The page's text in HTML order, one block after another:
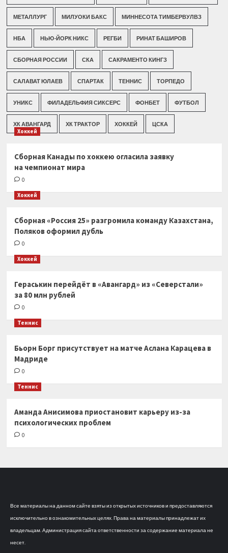
МЕТАЛЛУРГ МИЛУОКИ БАКС МИННЕСОТА ТИМБЕРВУЛВЗ
НБА НЬЮ-ЙОРК НИКС РЕГБИ РИНАТ БАШИРОВ
СБОРНАЯ РОССИИ СКА САКРАМЕНТО КИНГЗ
САЛАВАТ ЮЛАЕВ СПАРТАК ТЕННИС ТОРПЕДО
УНИКС ФИЛАДЕЛЬФИЯ СИКСЕРС ФОНБЕТ ФУТБОЛ
ХК АВАНГАРД ХК ТРАКТОР ХОККЕЙ ЦСКА
Хоккей
Сборная Канады по хоккею огласила заявку
на чемпионат мира
0
Хоккей
Сборная «Россия 25» разгромила команду Казахстана,
Поляков оформил дубль
0
Хоккей
Гераськин перейдёт в «Авангард» из «Северстали»
за 80 млн рублей
0
Теннис
Бьорн Борг присутствует на матче Аслана Карацева в
Мадриде
0
Теннис
Аманда Анисимова приостановит карьеру из-за
психологических проблем
0
Все материалы на данном сайте взяты из открытых источников и предоставляются
исключительно в ознакомительных целях. Права на материалы принадлежат их
владельцам. Администрация сайта ответственности за содержание материала не
несет.